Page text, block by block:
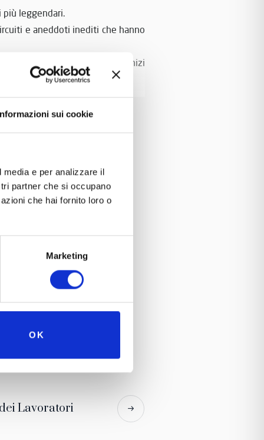
sui cookie
e per analizzare il
partner che si occupano
che hai fornito loro o
Marketing
OK
leggendari.
e aneddoti inediti che hanno
e ogni stagione, dagli inizi
di settore!
Lavoratori